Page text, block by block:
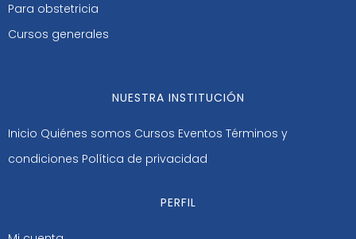
Para obstetricia
Cursos generales
NUESTRA INSTITUCIÓN
Inicio Quiénes somos Cursos Eventos Términos y
condiciones Política de privacidad
PERFIL